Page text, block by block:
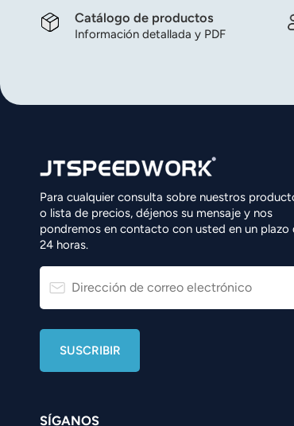
Catálogo de productos
Información detallada y PDF
Para cualquier consulta sobre nuestros
o lista de precios, déjenos su mensaje y nos
pondremos en contacto con usted en un plazo
24 horas.
SÍGANOS